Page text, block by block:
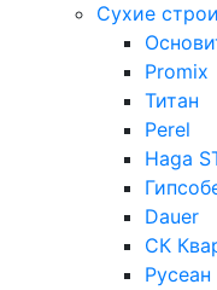
Сухие
Promix
Титан
Perel
Haga
Dauer
СК
Русеан